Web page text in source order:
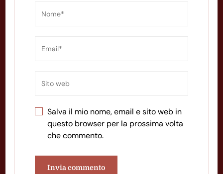
Salva il mio nome, email e sito web in
questo browser per la prossima volta
che commento.